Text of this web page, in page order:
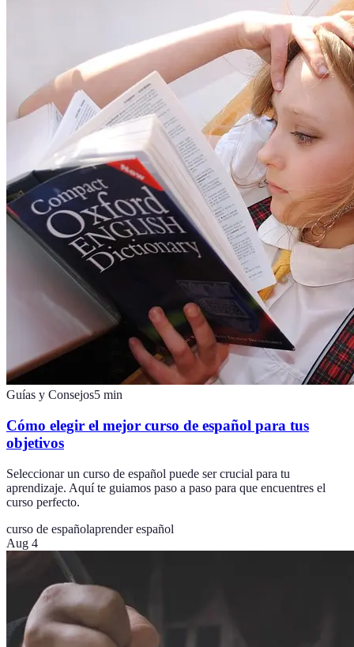
Guías y Consejos5 min
Cómo elegir el mejor curso de español para tus
objetivos
Seleccionar un curso de español puede ser crucial para tu
aprendizaje. Aquí te guiamos paso a paso para que encuentres el
curso perfecto.
curso de españolaprender español
Aug 4